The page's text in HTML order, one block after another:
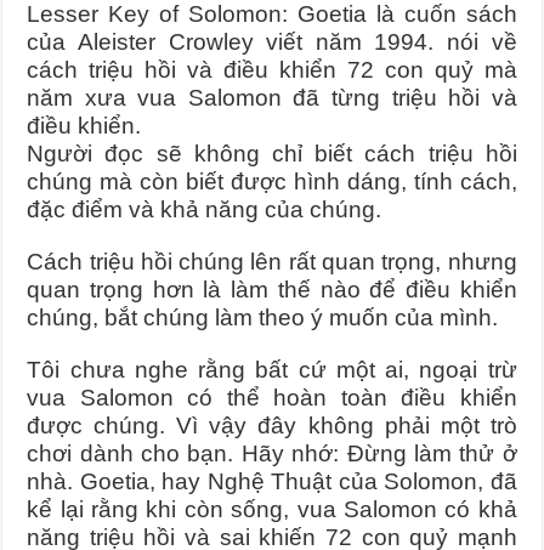
Lesser Key of Solomon: Goetia là cuốn sách
của Aleister Crowley viết năm 1994. nói về
cách triệu hồi và điều khiển 72 con quỷ mà
năm xưa vua Salomon đã từng triệu hồi và
điều khiển.
Người đọc sẽ không chỉ biết cách triệu hồi
chúng mà còn biết được hình dáng, tính cách,
đặc điểm và khả năng của chúng.
Cách triệu hồi chúng lên rất quan trọng, nhưng
quan trọng hơn là làm thế nào để điều khiển
chúng, bắt chúng làm theo ý muốn của mình.
Tôi chưa nghe rằng bất cứ một ai, ngoại trừ
vua Salomon có thể hoàn toàn điều khiển
được chúng. Vì vậy đây không phải một trò
chơi dành cho bạn. Hãy nhớ: Đừng làm thử ở
nhà. Goetia, hay Nghệ Thuật của Solomon, đã
kể lại rằng khi còn sống, vua Salomon có khả
năng triệu hồi và sai khiến 72 con quỷ mạnh